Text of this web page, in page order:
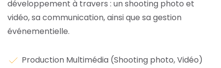
développement à travers : un shooting photo et
vidéo, sa communication, ainsi que sa gestion
événementielle.
Production Multimédia (Shooting photo, Vidéo)